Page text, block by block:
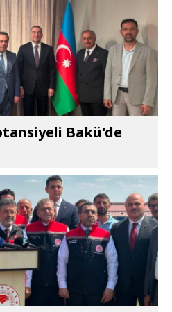
Bakü'de